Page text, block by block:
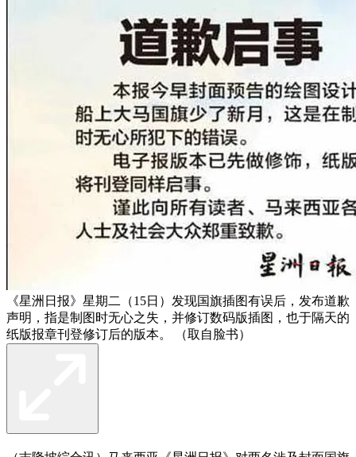
《星洲日报》星期二（15日）发现国旗插图有误后，发布道歉
声明，指是制图时无心之失，并修订数码版插图，也于隔天的
纸版报章刊登修订后的版本。 （取自脸书）